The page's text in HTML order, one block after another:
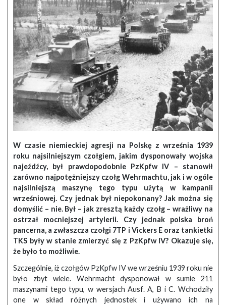
W czasie niemieckiej agresji na Polskę z września 1939
roku najsilniejszym czołgiem, jakim dysponowały wojska
najeźdźcy, był prawdopodobnie PzKpfw IV – stanowił
zarówno najpotężniejszy czołg Wehrmachtu, jak i w ogóle
najsilniejszą maszynę tego typu użytą w kampanii
wrześniowej. Czy jednak był niepokonany? Jak można się
domyślić – nie. Był – jak zresztą każdy czołg – wrażliwy na
ostrzał mocniejszej artylerii. Czy jednak polska broń
pancerna, a zwłaszcza czołgi 7TP i Vickers E oraz tankietki
TKS były w stanie zmierzyć się z PzKpfw IV? Okazuje się,
że było to możliwie.
Szczególnie, iż czołgów PzKpfw IV we wrześniu 1939 roku nie
było zbyt wiele. Wehrmacht dysponował w sumie 211
maszynami tego typu, w wersjach Ausf. A, B i C. Wchodziły
one w skład różnych jednostek i używano ich na